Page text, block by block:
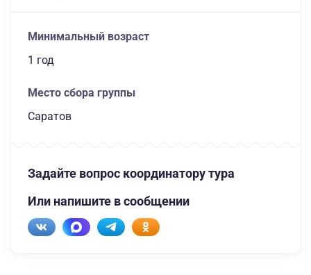
Минимальный возраст
1 год
Место сбора группы
Саратов
Задайте вопрос координатору тура
Или напишите в сообщении